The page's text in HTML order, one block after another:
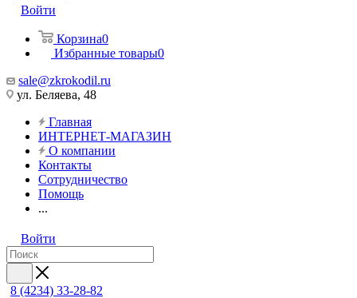
Войти
Корзина0
Избранные товары0
sale@zkrokodil.ru
ул. Беляева, 48
Главная
ИНТЕРНЕТ-МАГАЗИН
О компании
Контакты
Сотрудничество
Помощь
...
Войти
8 (4234) 33-28-82